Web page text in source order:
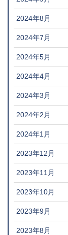
2024年8月
2024年7月
2024年5月
2024年4月
2024年3月
2024年2月
2024年1月
2023年12月
2023年11月
2023年10月
2023年9月
2023年8月